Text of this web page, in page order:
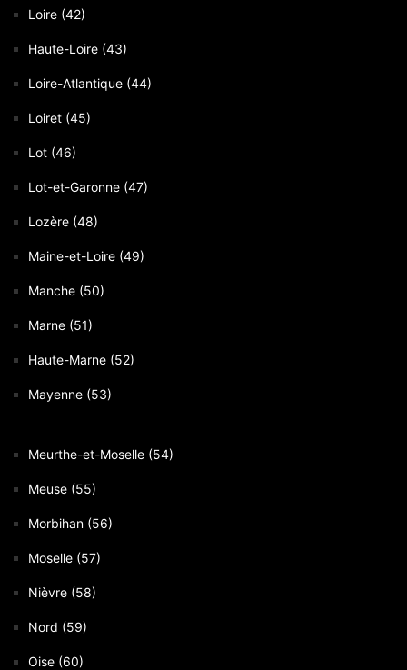
Loire (42)
Haute-Loire (43)
Loire-Atlantique (44)
Loiret (45)
Lot (46)
Lot-et-Garonne (47)
Lozère (48)
Maine-et-Loire (49)
Manche (50)
Marne (51)
Haute-Marne (52)
Mayenne (53)
Meurthe-et-Moselle (54)
Meuse (55)
Morbihan (56)
Moselle (57)
Nièvre (58)
Nord (59)
Oise (60)